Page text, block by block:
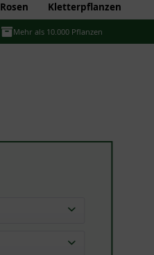
Rosen Kletterpflanzen
Mehr als 10.000 Pflanzen